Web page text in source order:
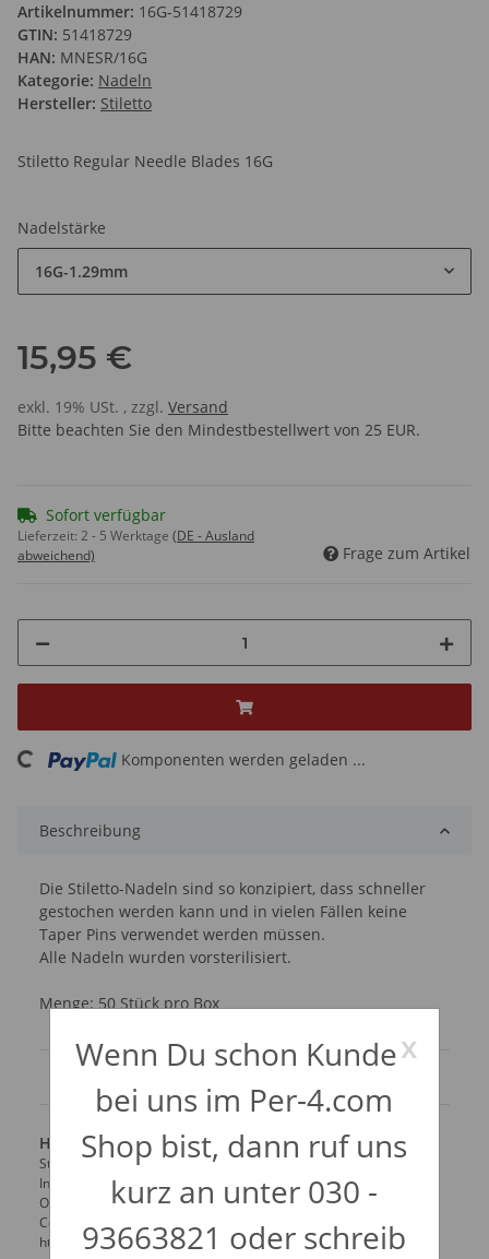
Artikelnummer: 16G-51418729
GTIN: 51418729
HAN: MNESR/16G
Kategorie: Nadeln
Hersteller: Stiletto
Stiletto Regular Needle Blades 16G
Nadelstärke
16G-1.29mm
15,95 €
exkl. 19% USt. , zzgl. Versand
Bitte beachten Sie den Mindestbestellwert von 25 EUR.
Sofort verfügbar
Lieferzeit: 2 - 5 Werktage (DE - Ausland
abweichend)
Frage zum Artikel
Komponenten werden geladen ...
Beschreibung
Die Stiletto-Nadeln sind so konzipiert, dass schneller
gestochen werden kann und in vielen Fällen keine
Taper Pins verwendet werden müssen.
Alle Nadeln wurden vorsterilisiert.
Menge: 50 Stück pro Box
Herstellerinformationen:
Stiletto Piercing Supply Inc.
Indianola Ave 4356
Ohio
Columbus, Vereinigte Staaten, 43214
https://www.stilettopiercing.com
x
Wenn Du schon Kunde
bei uns im Per-4.com
Shop bist, dann ruf uns
kurz an unter 030 -
93663821 oder schreib